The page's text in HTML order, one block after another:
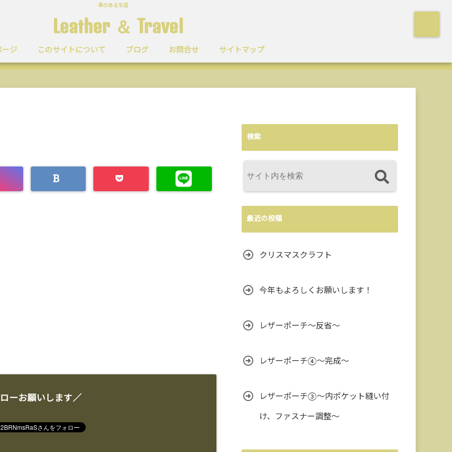
革のある生活
Leather ＆ Travel
ージ このサイトについて ブログ お問合せ サイトマップ
ーお願いします／
検索
最近の投稿
クリスマスクラフト
今年もよろしくお願いします！
レザーポーチ～反省～
レザーポーチ④～完成～
レザーポーチ③〜内ポケット縫い付
け、ファスナー調整〜